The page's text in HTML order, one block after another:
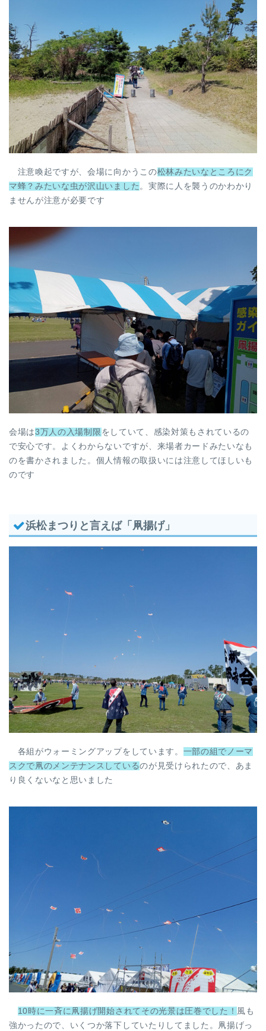
注意喚起ですが、会場に向かうこの松林みたいなところにク
マ蜂？みたいな虫が沢山いました 。実際に人を襲うのかわかり
ませんが注意が必要です
会場は3万人の入場制限 をしていて、感染対策もされているの
で安心です。よくわからないですが、来場者カードみたいなも
のを書かされました。個人情報の取扱いには注意してほしいも
のです
浜松まつりと言えば「凧揚げ」
各組がウォーミングアップをしています。 一部の組でノーマ
スクで凧のメンテナンスしているのが見受けられたので、あま
り良くないなと思いました
10時に一斉に凧揚げ開始されてその光景は圧巻でした！ 風も
強かったので、いくつか落下していたりしてました。凧揚げっ